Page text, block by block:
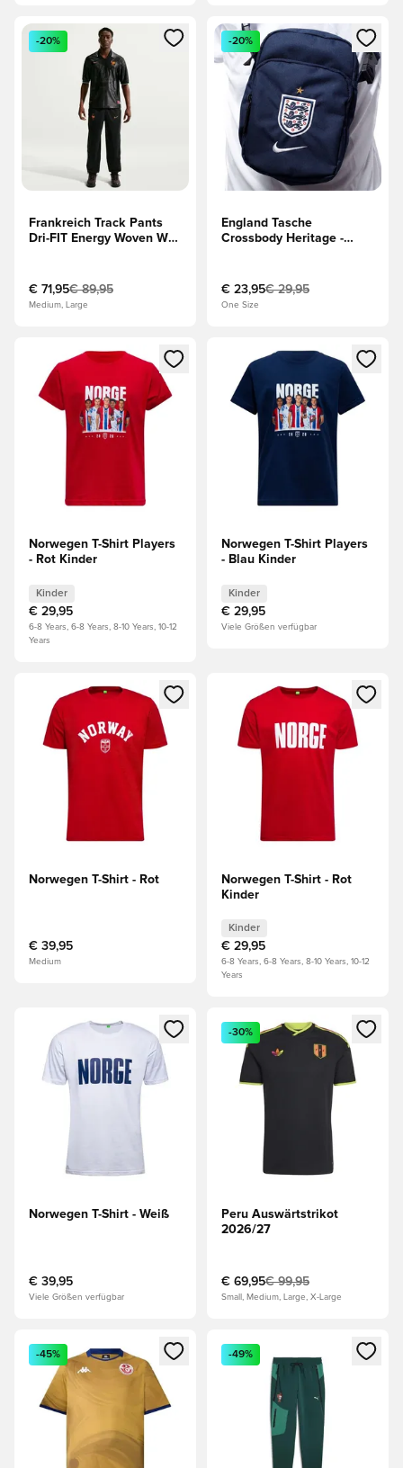
Öffnet ein Fenster zum Anmelden oder Registrieren als
-20%
Frankreich Track Pants
Dri-FIT Energy Woven WM
€ 71,95€ 89,95
Medium, Large
Öffnet ein Fenster zum
-20%
England Tasche
Crossbody Heritage -
€ 23,95€ 29,95
One Size
Öffnet ein Fenster zum Anmelden oder Registrieren als
Norwegen T-Shirt Players
- Rot Kinder
Kinder
€ 29,95
6-8 Years, 6-8 Years, 8-10 Years, 10-12
Years
Öffnet ein Fenster zum
Norwegen T-Shirt Players
- Blau Kinder
Kinder
€ 29,95
Viele Größen verfügbar
Öffnet ein Fenster zum Anmelden oder Registrieren als
Norwegen T-Shirt - Rot
€ 39,95
Medium
Öffnet ein Fenster zum
Norwegen T-Shirt - Rot
Kinder
Kinder
€ 29,95
6-8 Years, 6-8 Years, 8-10 Years, 10-12
Years
Öffnet ein Fenster zum Anmelden oder Registrieren als
Norwegen T-Shirt - Weiß
€ 39,95
Viele Größen verfügbar
Öffnet ein Fenster zum
-30%
Peru Auswärtstrikot
2026/27
€ 69,95€ 99,95
Small, Medium, Large, X-Large
Öffnet ein Fenster zum Anmelden oder Registrieren als
-45%
Öffnet ein Fenster zum
-49%